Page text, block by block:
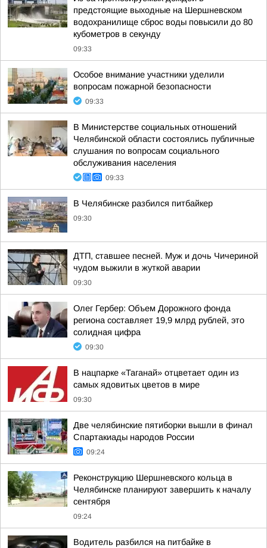
предстоящие выходные на Шершневском
водохранилище сброс воды повысили до 80
кубометров в секунду
09:33
Особое внимание участники уделили
вопросам пожарной безопасности
09:33
В Министерстве социальных отношений
Челябинской области состоялись публичные
слушания по вопросам социального
обслуживания населения
09:33
В Челябинске разбился питбайкер
09:30
ДТП, ставшее песней. Муж и дочь Чичериной
чудом выжили в жуткой аварии
09:30
Олег Гербер: Объем Дорожного фонда
региона составляет 19,9 млрд рублей, это
солидная цифра
09:30
В нацпарке «Таганай» отцветает один из
самых ядовитых цветов в мире
09:30
Две челябинские пятиборки вышли в финал
Спартакиады народов России
09:24
Реконструкцию Шершневского кольца в
Челябинске планируют завершить к началу
сентября
09:24
Водитель разбился на питбайке в